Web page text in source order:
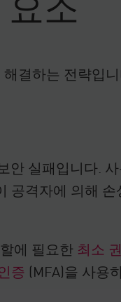
결하는 전략입
실패입니다.
공격자에 의해
에 필요한 최소
증 (MFA)을 사용